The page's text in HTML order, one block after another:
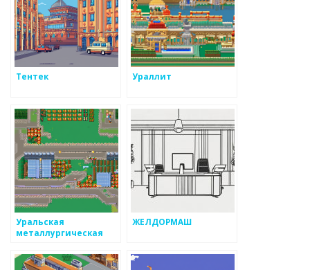
Тентек Ураллит
Уральская
металлургическая
ЖЕЛДОРМАШ